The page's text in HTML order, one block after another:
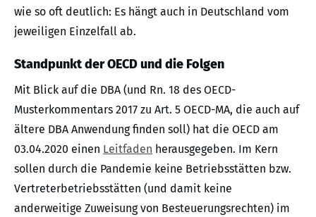
wie so oft deutlich: Es hängt auch in Deutschland vom
jeweiligen Einzelfall ab.
Standpunkt der OECD und die Folgen
Mit Blick auf die DBA (und Rn. 18 des OECD-
Musterkommentars 2017 zu Art. 5 OECD-MA, die auch auf
ältere DBA Anwendung finden soll) hat die OECD am
03.04.2020 einen Leitfaden herausgegeben. Im Kern
sollen durch die Pandemie keine Betriebsstätten bzw.
Vertreterbetriebsstätten (und damit keine
anderweitige Zuweisung von Besteuerungsrechten) im